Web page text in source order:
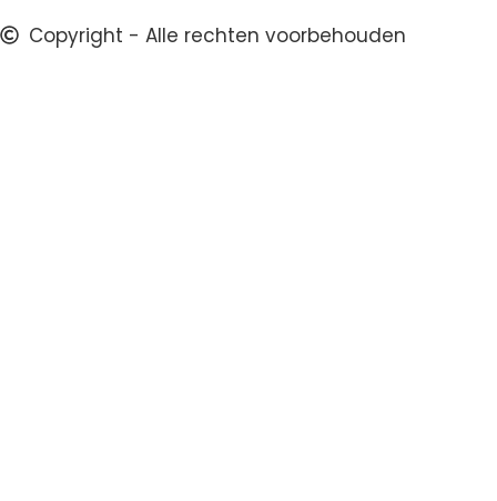
Copyright - Alle rechten voorbehouden